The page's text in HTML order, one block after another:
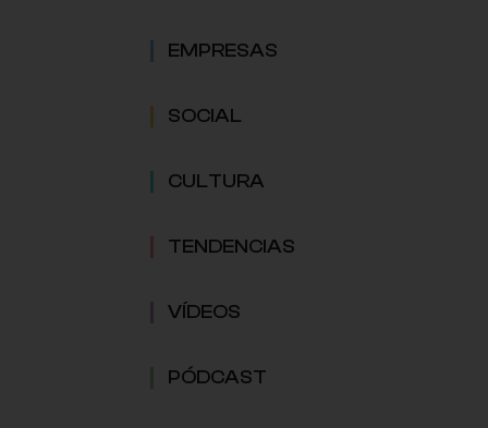
EMPRESAS
SOCIAL
CULTURA
TENDENCIAS
VÍDEOS
PÓDCAST